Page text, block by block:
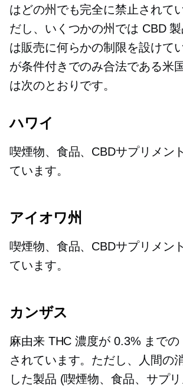
はどの州でも完全に禁止されて
だし、いくつかの州では CBD
は販売に何らかの制限を設けて
が条件付きでのみ合法である米
は次のとおりです。
ハワイ
喫煙物、食品、CBDサプリメン
ています。
アイオワ州
喫煙物、食品、CBDサプリメン
ています。
カンザス
麻由来THC 濃度が 0.3% までの
されています。ただし、人間の
した製品 (喫煙物、食品、サプ